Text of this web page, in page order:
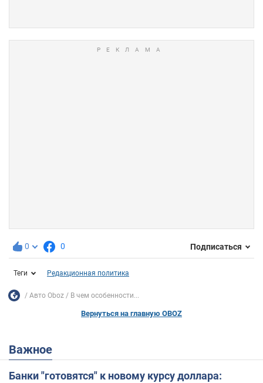
0 0 Подписаться
Теги Редакционная политика
Авто Oboz В чем особенности...
Вернуться на главную OBOZ
Важное
Банки "готовятся" к новому курсу доллара: